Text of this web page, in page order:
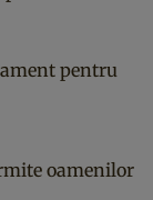
pentru
oamenilor